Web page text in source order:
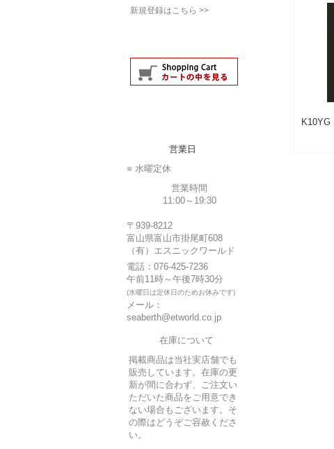
新規登録はこちら >>
営業日
■ 水曜定休
営業時間
11:00～19:30
〒939-8212
富山県富山市掛尾町608
（有）エスニックワールド
電話：076-425-7236
午前11時～午後7時30分
(水曜日は定休日のためお休みです)
メール：
seaberth@etworld.co.jp
在庫について
掲載商品は当社実店舗でも
販売しています。在庫の更
新が間に合わず、ご注文い
ただいた商品をご用意でき
ない場合もございます。そ
の際はどうぞご容赦くださ
い。
K10YG